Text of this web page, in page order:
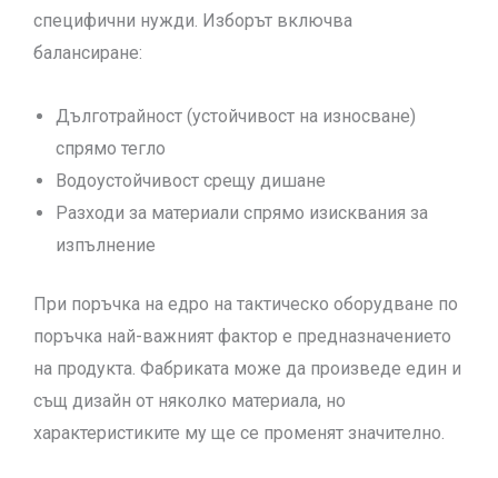
специфични нужди. Изборът включва
балансиране:
Дълготрайност (устойчивост на износване)
спрямо тегло
Водоустойчивост срещу дишане
Разходи за материали спрямо изисквания за
изпълнение
При поръчка на едро на тактическо оборудване по
поръчка най-важният фактор е предназначението
на продукта. Фабриката може да произведе един и
същ дизайн от няколко материала, но
характеристиките му ще се променят значително.